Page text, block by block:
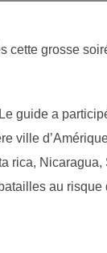
cette grosse
guide a
ville
rica,
au